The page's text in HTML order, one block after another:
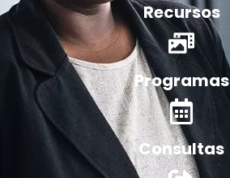
Recursos
Programas
Consultas